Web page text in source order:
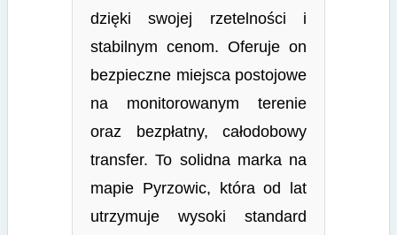
dzięki swojej rzetelności i
stabilnym cenom. Oferuje on
bezpieczne miejsca postojowe
na monitorowanym terenie
oraz bezpłatny, całodobowy
transfer. To solidna marka na
mapie Pyrzowic, która od lat
utrzymuje wysoki standard